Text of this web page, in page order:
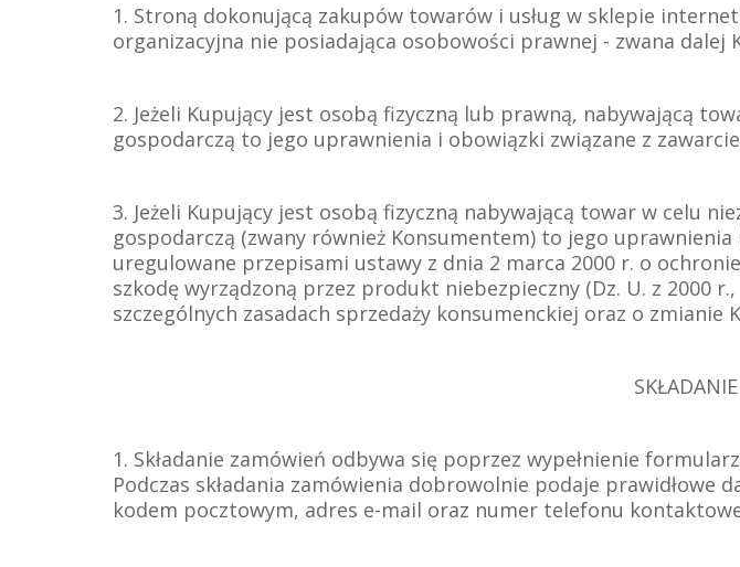
1. Stroną dokonującą zakupów towarów i usług w sklepie
organizacyjna nie posiadająca osobowości prawnej - zwana dalej
2. Jeżeli Kupujący jest osobą fizyczną lub prawną, nabywającą
gospodarczą to jego uprawnienia i obowiązki związane z
3. Jeżeli Kupujący jest osobą fizyczną nabywającą towar w celu
gospodarczą (zwany również Konsumentem) to jego
uregulowane przepisami ustawy z dnia 2 marca 2000 r. o
szkodę wyrządzoną przez produkt niebezpieczny (Dz. U. z 2000
szczególnych zasadach sprzedaży konsumenckiej oraz o zmianie
1. Składanie zamówień odbywa się poprzez wypełnienie
Podczas składania zamówienia dobrowolnie podaje prawidłowe
kodem pocztowym, adres e-mail oraz numer telefonu